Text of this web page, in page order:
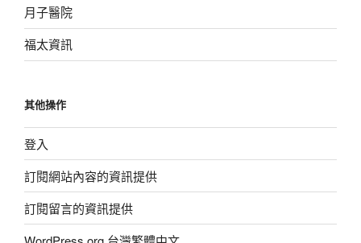
月子醫院
福太資訊
其他操作
登入
訂閱網站內容的資訊提供
訂閱留言的資訊提供